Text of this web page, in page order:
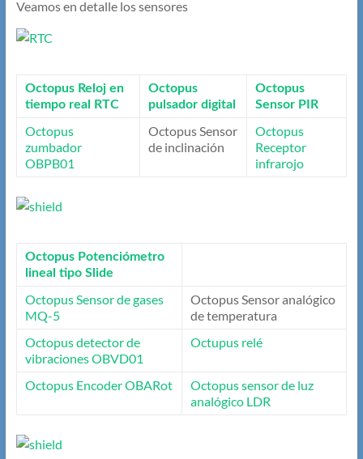
Veamos en detalle los sensores
Octopus Reloj en
tiempo real RTC
Octopus
pulsador digital
Octopus
Sensor PIR
Octopus
zumbador
OBPB01
Octopus Sensor
de inclinación
Octopus
Receptor
infrarojo
Octopus Potenciómetro
lineal tipo Slide
Octopus Sensor de gases
MQ-5
Octopus Sensor analógico
de temperatura
Octopus detector de
vibraciones OBVD01
Octupus relé
Octopus Encoder OBARot
Octopus sensor de luz
analógico LDR